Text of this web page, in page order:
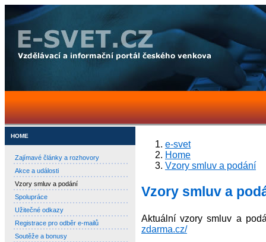
HOME
Zajímavé články a rozhovory
Akce a události
Vzory smluv a podání
Spolupráce
Užitečné odkazy
Registrace pro odběr e-mailů
Soutěže a bonusy
e-svet
Home
Vzory smluv a podání
Vzory smluv a
Aktuální vzory smluv a
zdarma.cz/